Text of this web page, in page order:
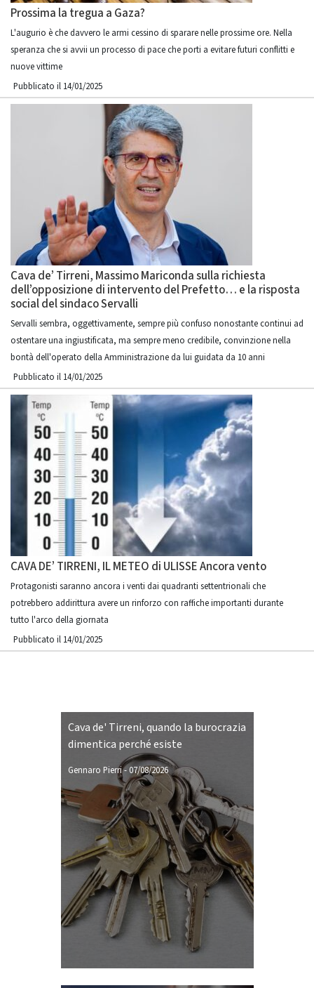
Prossima la tregua a Gaza?
L'augurio è che davvero le armi cessino di sparare nelle prossime ore. Nella
speranza che si avvii un processo di pace che porti a evitare futuri conflitti e
nuove vittime
Pubblicato il 14/01/2025
Cava de’ Tirreni, Massimo Mariconda sulla richiesta
dell’opposizione di intervento del Prefetto… e la risposta
social del sindaco Servalli
Servalli sembra, oggettivamente, sempre più confuso nonostante continui ad
ostentare una ingiustificata, ma sempre meno credibile, convinzione nella
bontà dell'operato della Amministrazione da lui guidata da 10 anni
Pubblicato il 14/01/2025
CAVA DE’ TIRRENI, IL METEO di ULISSE Ancora vento
Protagonisti saranno ancora i venti dai quadranti settentrionali che
potrebbero addirittura avere un rinforzo con raffiche importanti durante
tutto l'arco della giornata
Pubblicato il 14/01/2025
Cava de' Tirreni, quando la burocrazia
dimentica perché esiste
Gennaro Pierri- 07/08/2026